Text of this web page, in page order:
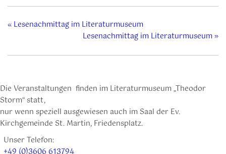
« Lesenachmittag im Literaturmuseum
Lesenachmittag im Literaturmuseum»
Die Veranstaltungen finden im Literaturmuseum „Theodor
Storm“ statt,
nur wenn speziell ausgewiesen auch im Saal der Ev.
Kirchgemeinde St. Martin, Friedensplatz.
Unser Telefon: